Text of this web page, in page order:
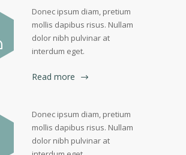
Donec ipsum diam, pretium
mollis dapibus risus. Nullam
dolor nibh pulvinar at
interdum eget.
Read more
Donec ipsum diam, pretium
mollis dapibus risus. Nullam
dolor nibh pulvinar at